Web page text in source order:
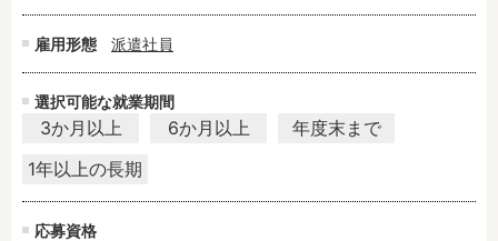
雇用形態 派遣社員
選択可能な就業期間
3か月以上 6か月以上
年度末まで
1年以上の長期
応募資格
株式会社
単発保育士として働
月収見込み
〜
フリーワード検索